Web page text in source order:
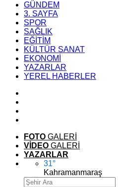
GÜNDEM
3. SAYFA
SPOR
SAĞLIK
EĞİTİM
KÜLTÜR SANAT
EKONOMİ
YAZARLAR
YEREL HABERLER
FOTO GALERİ
VİDEO GALERİ
YAZARLAR
31°
Kahramanmaraş